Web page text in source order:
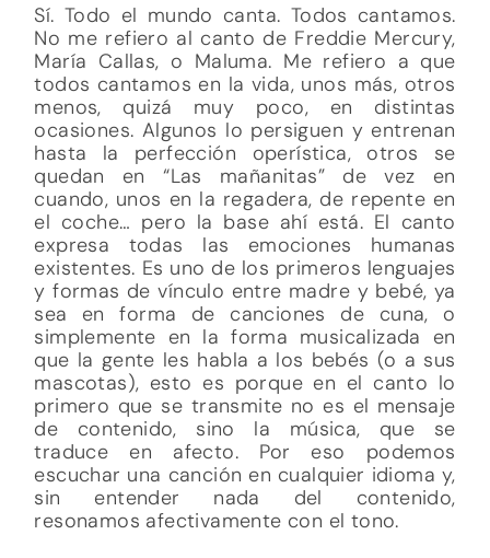
Sí. Todo el mundo canta. Todos cantamos.
No me refiero al canto de Freddie Mercury,
María Callas, o Maluma. Me refiero a que
todos cantamos en la vida, unos más, otros
menos, quizá muy poco, en distintas
ocasiones. Algunos lo persiguen y entrenan
hasta la perfección operística, otros se
quedan en “Las mañanitas” de vez en
cuando, unos en la regadera, de repente en
el coche… pero la base ahí está. El canto
expresa todas las emociones humanas
existentes. Es uno de los primeros lenguajes
y formas de vínculo entre madre y bebé, ya
sea en forma de canciones de cuna, o
simplemente en la forma musicalizada en
que la gente les habla a los bebés (o a sus
mascotas), esto es porque en el canto lo
primero que se transmite no es el mensaje
de contenido, sino la música, que se
traduce en afecto. Por eso podemos
escuchar una canción en cualquier idioma y,
sin entender nada del contenido,
resonamos afectivamente con el tono.